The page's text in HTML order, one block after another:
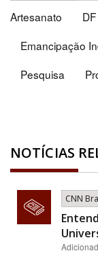
Artesanato DF
Emancipação
Pesquisa
NOTÍCIAS
CNN